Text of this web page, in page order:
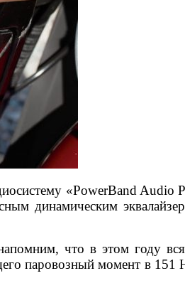
«PowerBand Audio
динамическим
что в этом году
паровозный момент в